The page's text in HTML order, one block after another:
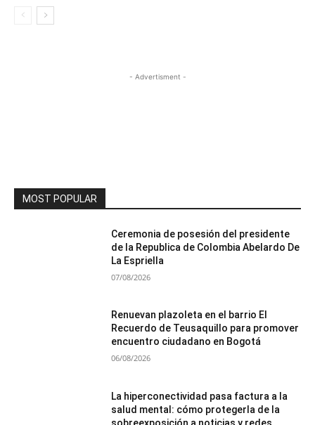
- Advertisment -
MOST POPULAR
Ceremonia de posesión del presidente
de la Republica de Colombia Abelardo De
La Espriella
07/08/2026
Renuevan plazoleta en el barrio El
Recuerdo de Teusaquillo para promover
encuentro ciudadano en Bogotá
06/08/2026
La hiperconectividad pasa factura a la
salud mental: cómo protegerla de la